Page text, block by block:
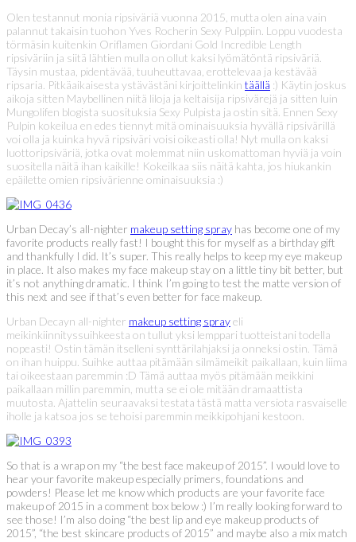
Olen testannut monia ripsiväriä vuonna 2015, mutta olen aina vain
palannut takaisin tuohon Yves Rocherin Sexy Pulppiin. Loppu vuodesta
törmäsin kuitenkin Oriflamen Giordani Gold Incredible Length
ripsiväriin ja siitä lähtien mulla on ollut kaksi lyömätöntä ripsiväriä.
Täysin mustaa, pidentävää, tuuheuttavaa, erottelevaa ja kestävää
ripsaria. Pitkäaikaisesta ystävästäni kirjoittelinkin täällä :) Käytin joskus
aikoja sitten Maybellinen niitä liloja ja keltaisija ripsivärejä ja sitten luin
Mungolifen blogista suosituksia Sexy Pulpista ja ostin sitä. Ennen Sexy
Pulpin kokeilua en edes tiennyt mitä ominaisuuksia hyvällä ripsivärillä
voi olla ja kuinka hyvä ripsiväri voisi oikeasti olla! Nyt mulla on kaksi
luottoripsiväriä, jotka ovat molemmat niin uskomattoman hyviä ja voin
suositella näitä ihan kaikille! Kokeilkaa siis näitä kahta, jos hiukankin
epäilette omien ripsivärienne ominaisuuksia :)
Urban Decay’s all-nighter makeup setting spray has become one of my
favorite products really fast! I bought this for myself as a birthday gift
and thankfully I did. It’s super. This really helps to keep my eye makeup
in place. It also makes my face makeup stay on a little tiny bit better, but
it’s not anything dramatic. I think I’m going to test the matte version of
this next and see if that’s even better for face makeup.
Urban Decayn all-nighter makeup setting sprayeli
meikinkiinnityssuihkeesta on tullut yksi lemppari tuotteistani todella
nopeasti! Ostin tämän itselleni synttärilahjaksi ja onneksi ostin. Tämä
on ihan huippu. Suihke auttaa pitämään silmämeikit paikallaan, kuin liima
tai oikeestaan paremmin :D Tämä auttaa myös pitämään meikkini
paikallaan millin paremmin, mutta se ei ole mitään dramaattista
muutosta. Ajattelin seuraavaksi testata tästä matta versiota rasvaiselle
iholle ja katsoa jos se tehoisi paremmin meikkipohjani kestoon.
So that is a wrap on my “the best face makeup of 2015”. I would love to
hear your favorite makeup especially primers, foundations and
powders! Please let me know which products are your favorite face
makeup of 2015 in a comment box below :) I’m really looking forward to
see those! I’m also doing “the best lip and eye makeup products of
2015”, “the best skincare products of 2015” and maybe also a mix match